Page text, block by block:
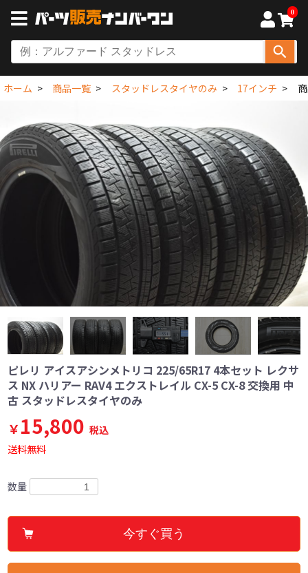
0
ホーム 商品一覧 スタッドレスタイヤのみ 17インチ
ピレリ アイスアシンメトリコ 225/65R17 4本セット レクサ
ス NX ハリアー RAV4 エクストレイル CX-5 CX-8 交換用 中
古 スタッドレスタイヤのみ
￥15,800 税込
送料無料
数量
今すぐ買う